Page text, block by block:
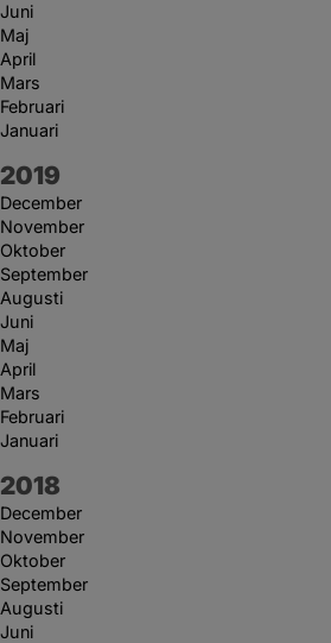
Juni
Maj
April
Mars
Februari
Januari
År:
2019
December
November
Oktober
September
Augusti
Juni
Maj
April
Mars
Februari
Januari
År:
2018
December
November
Oktober
September
Augusti
Juni